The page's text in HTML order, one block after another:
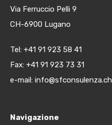
Via Ferruccio Pelli 9
CH-6900 Lugano
Tel: +41 91 923 58 41
Fax: +41 91 923 73 31
e-mail: info@sfconsulenza.ch
Navigazione